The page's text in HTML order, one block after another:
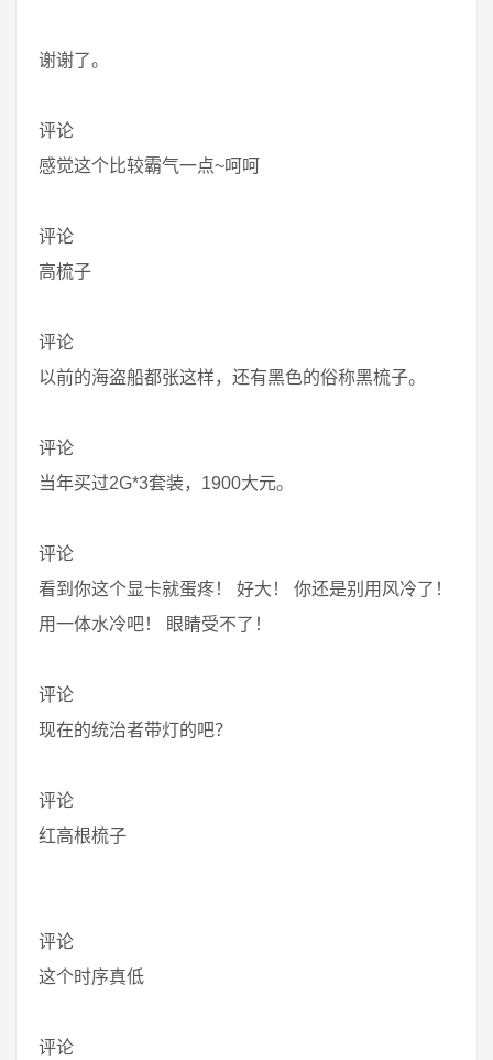
谢谢了。
评论
感觉这个比较霸气一点~呵呵
评论
高梳子
评论
以前的海盗船都张这样，还有黑色的俗称黑梳子。
评论
当年买过2G*3套装，1900大元。
评论
看到你这个显卡就蛋疼！ 好大！ 你还是别用风冷了！
用一体水冷吧！ 眼睛受不了！
评论
现在的统治者带灯的吧？
评论
红高根梳子
评论
这个时序真低
评论